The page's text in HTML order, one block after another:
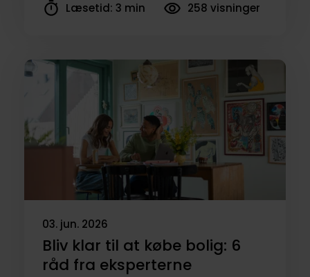
Læsetid: 3 min 258 visninger
Bliv klar til at købe bolig: 6
råd fra eksperterne
03. jun. 2026